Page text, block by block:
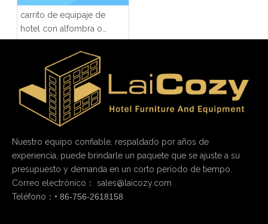
carrito de equipaje de
hotel con alfombra o
escritorio de vinilo
Nuestro equipo confiable, respaldado por años de
experiencia, puede brindarle un paquete que se ajuste a su
presupuesto y demanda en un corto período de tiempo.
Correo electrónico： sales@laicozy.com
Teléfono：+ 86-756-2618158